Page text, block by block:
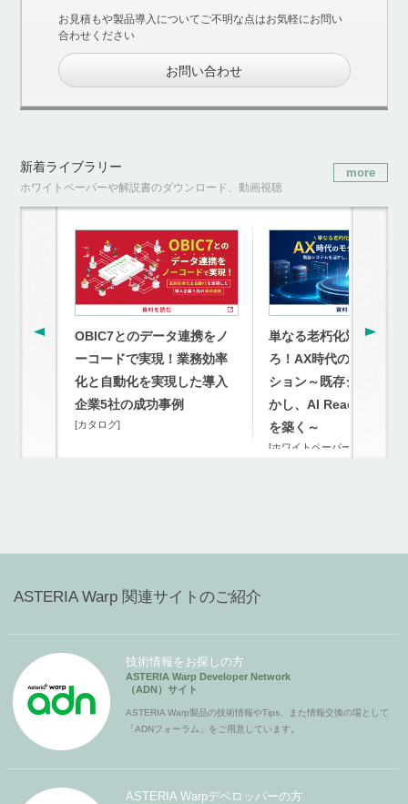
お見積もや製品導入についてご不明な点はお気軽にお問い
合わせください
お問い合わせ
新着ライブラリー
ホワイトペーパーや解説書のダウンロード、動画視聴
more
OBIC7とのデータ連携をノ
ーコードで実現！業務効率
化と自動化を実現した導入
企業5社の成功事例
[カタログ]
単なる老朽化対策を超
ろ！AX時代のモダナイ
ション～既存システム
かし、AI Readyな連携
を築く～
[ホワイトペーパー]
ASTERIA Warp 関連サイトのご紹介
技術情報をお探しの方
ASTERIA Warp Developer Network
（ADN）サイト
ASTERIA Warp製品の技術情報やTips、また情報交換の場として
「ADNフォーラム」をご用意しています。
ASTERIA Warpデベロッパーの方